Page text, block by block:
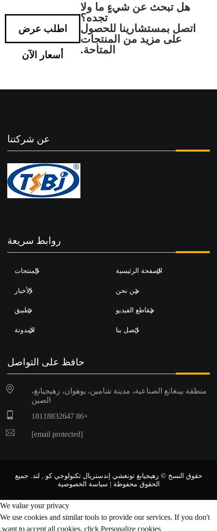
هل تبحث عن شيءٍ ما ولا
تجده؟
اتصل بمستشارينا للحصول
على مزيد من المنتجات
المتاحة.
اطلب عرض
أسعار الآن
عن شركتنا
روابط سريعة
الصفحة الرئيسية المنتجات
من نحن الأخبار
مقاطع الفيديو تطبيق
اتصل بنا المدونة
حافظ على التواصل
منطقة بينغانغ الصناعية، مدينة شامين، يوهوان، زهيجيانغ،
الصين
+86 18118832647
[email protected]
حقوق النسخ © زهيجيانغ تونغشي إندستريال تكنولوجي كو., لتد. جميع
الحقوق محفوظة | سياسة الخصوصية
We value your privacy
We use cookies and similar tools to provide our services. If you don't
want to accept all cookies, click Personalize cookies.